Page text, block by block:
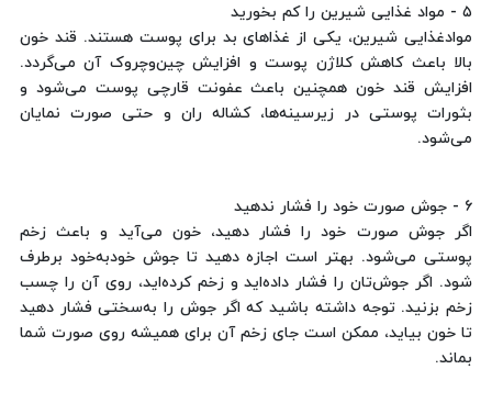
۵ - مواد غذایی شیرین را کم بخورید
موادغذایی شیرین، یکی از غذاهای بد برای پوست هستند. قند خون
بالا باعث کاهش کلاژن پوست و افزایش چین‌وچروک آن می‌گردد.
افزایش قند خون همچنین باعث عفونت قارچی پوست می‌شود و
بثورات پوستی در زیرسینه‌ها، کشاله ران و حتی صورت نمایان
می‌شود.
۶ - جوش صورت خود را فشار ندهید
اگر جوش صورت خود را فشار دهید، خون می‌آید و باعث زخم
پوستی می‌شود. بهتر است اجازه دهید تا جوش خودبه‌خود برطرف
شود. اگر جوش‌تان را فشار داده‌اید و زخم کرده‌اید، روی آن را چسب
زخم بزنید. توجه داشته باشید که اگر جوش را به‌سختی فشار دهید
تا خون بیاید، ممکن است جای زخم آن برای همیشه روی صورت شما
بماند.